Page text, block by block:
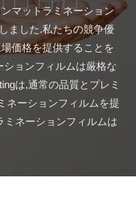
マットラミネーション
ました.私たちの競争優
価格を提供することを
ョンフィルムは厳格な
は,通常の品質とプレミ
ネーションフィルムを提
ネーションフィルムは